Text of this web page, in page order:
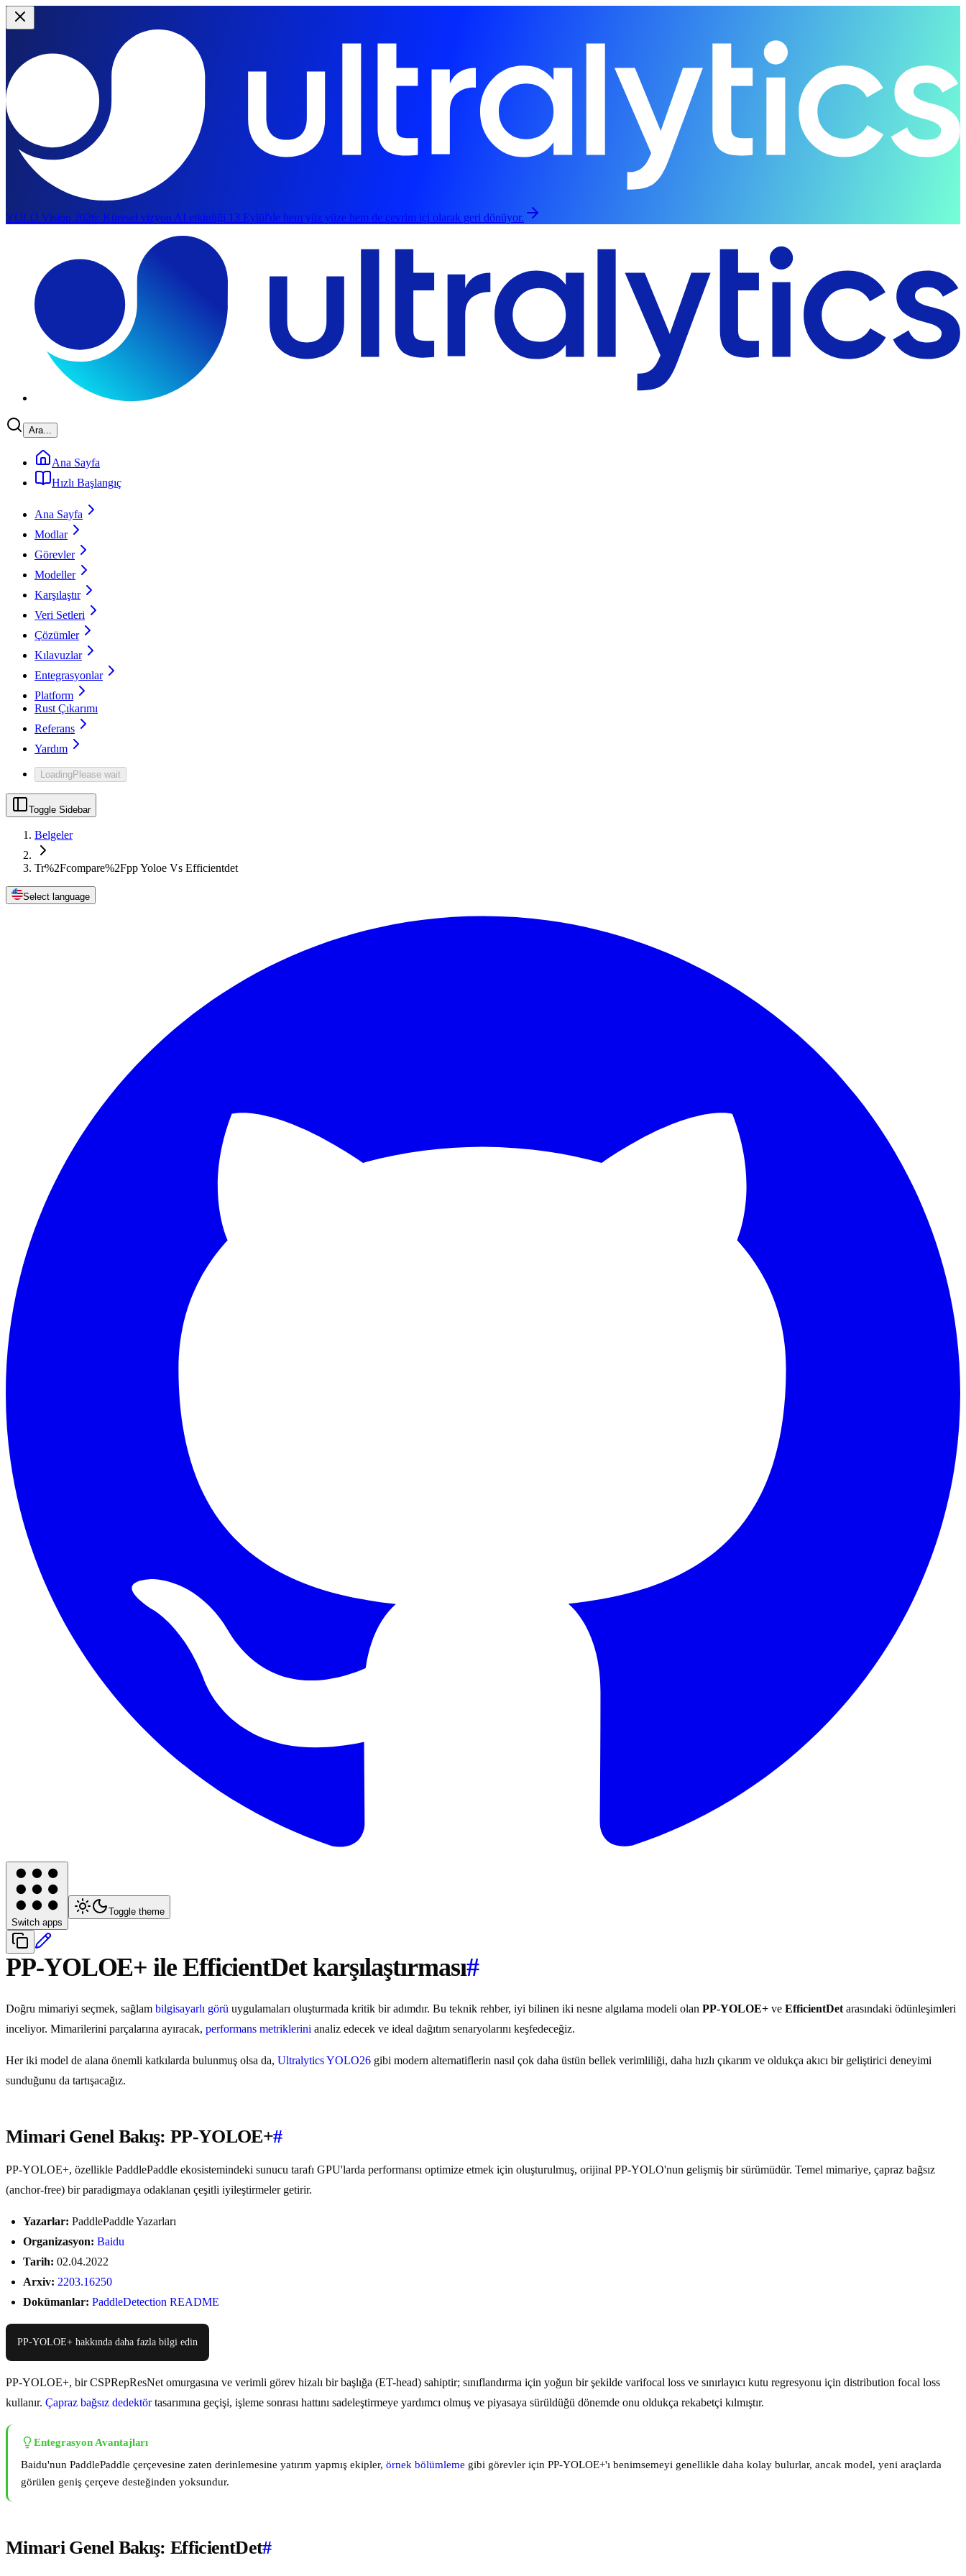
YOLO Vision 2026: Küresel vizyon AI etkinliği 13 Eylül'de hem yüz yüze hem de çevrim içi olarak geri dönüyor.
Ara...
Ana Sayfa
Hızlı Başlangıç
Ana Sayfa
Modlar
Görevler
Modeller
Karşılaştır
Veri Setleri
Çözümler
Kılavuzlar
Entegrasyonlar
Platform
Rust Çıkarımı
Referans
Yardım
LoadingPlease wait
Toggle Sidebar
Belgeler
Tr%2Fcompare%2Fpp Yoloe Vs Efficientdet
Select language
Switch apps
Toggle theme
PP-YOLOE+ ile EfficientDet karşılaştırması#
Doğru mimariyi seçmek, sağlam bilgisayarlı görü uygulamaları oluşturmada kritik bir adımdır. Bu teknik rehber, iyi bilinen iki nesne algılama modeli olan PP-YOLOE+ ve EfficientDet arasındaki ödünleşimleri
inceliyor. Mimarilerini parçalarına ayıracak, performans metriklerini analiz edecek ve ideal dağıtım senaryolarını keşfedeceğiz.
Her iki model de alana önemli katkılarda bulunmuş olsa da, Ultralytics YOLO26 gibi modern alternatiflerin nasıl çok daha üstün bellek verimliliği, daha hızlı çıkarım ve oldukça akıcı bir geliştirici deneyimi
sunduğunu da tartışacağız.
Mimari Genel Bakış: PP-YOLOE+#
PP-YOLOE+, özellikle PaddlePaddle ekosistemindeki sunucu tarafı GPU'larda performansı optimize etmek için oluşturulmuş, orijinal PP-YOLO'nun gelişmiş bir sürümüdür. Temel mimariye, çapraz bağsız
(anchor-free) bir paradigmaya odaklanan çeşitli iyileştirmeler getirir.
Yazarlar: PaddlePaddle Yazarları
Organizasyon: Baidu
Tarih: 02.04.2022
Arxiv: 2203.16250
Dokümanlar: PaddleDetection README
PP-YOLOE+ hakkında daha fazla bilgi edin
PP-YOLOE+, bir CSPRepResNet omurgasına ve verimli görev hizalı bir başlığa (ET-head) sahiptir; sınıflandırma için yoğun bir şekilde varifocal loss ve sınırlayıcı kutu regresyonu için distribution focal loss
kullanır. Çapraz bağsız dedektörtasarımına geçişi, işleme sonrası hattını sadeleştirmeye yardımcı olmuş ve piyasaya sürüldüğü dönemde onu oldukça rekabetçi kılmıştır.
Entegrasyon Avantajları
Baidu'nun PaddlePaddle çerçevesine zaten derinlemesine yatırım yapmış ekipler, örnek bölümleme gibi görevler için PP-YOLOE+'ı benimsemeyi genellikle daha kolay bulurlar, ancak model, yeni araçlarda
görülen geniş çerçeve desteğinden yoksundur.
Mimari Genel Bakış: EfficientDet#